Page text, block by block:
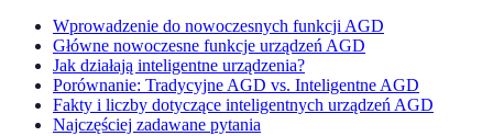
Wprowadzenie do nowoczesnych funkcji AGD
Główne nowoczesne funkcje urządzeń AGD
Jak działają inteligentne urządzenia?
Porównanie: Tradycyjne AGD vs. Inteligentne AGD
Fakty i liczby dotyczące inteligentnych urządzeń AGD
Najczęściej zadawane pytania